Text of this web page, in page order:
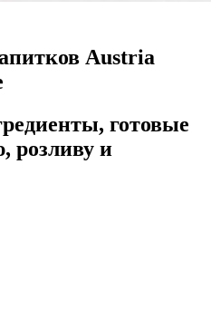
Austria
готовые
розливу и